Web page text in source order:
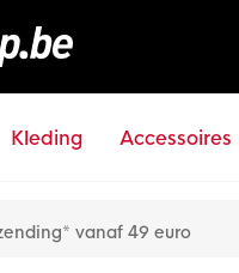
Kleding Accessoires
vanaf 49 euro